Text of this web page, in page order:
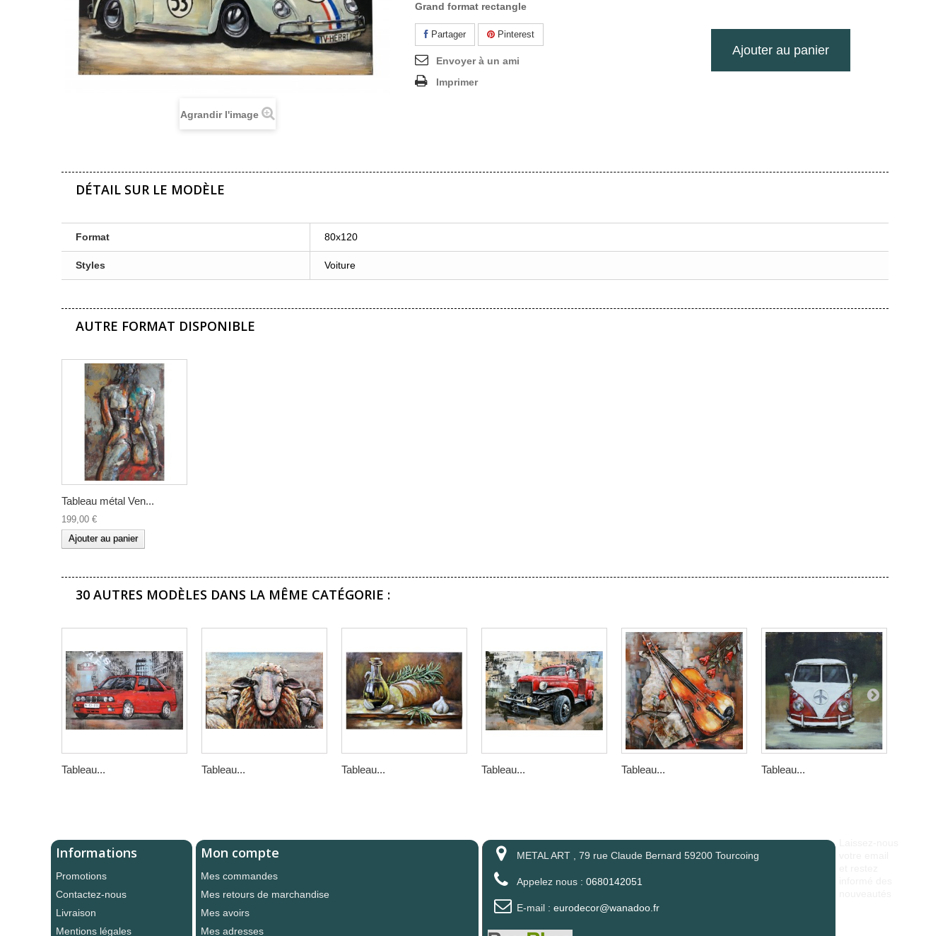
Agrandir l'image
Grand format rectangle
Partager Pinterest
Envoyer à un ami
Imprimer
Ajouter au panier
DÉTAIL SUR LE MODÈLE
Format 80x120
Styles Voiture
AUTRE FORMAT DISPONIBLE
Tableau métal Ven...
199,00 €
Ajouter au panier
30 AUTRES MODÈLES DANS LA MÊME CATÉGORIE :
Tableau... Tableau... Tableau... Tableau... Tableau... Tableau...
Informations
Promotions
Contactez-nous
Livraison
Mentions légales
Mon compte
Mes commandes
Mes retours de marchandise
Mes avoirs
Mes adresses
METAL ART , 79 rue Claude Bernard 59200 Tourcoing
Appelez nous : 0680142051
E-mail : eurodecor@wanadoo.fr